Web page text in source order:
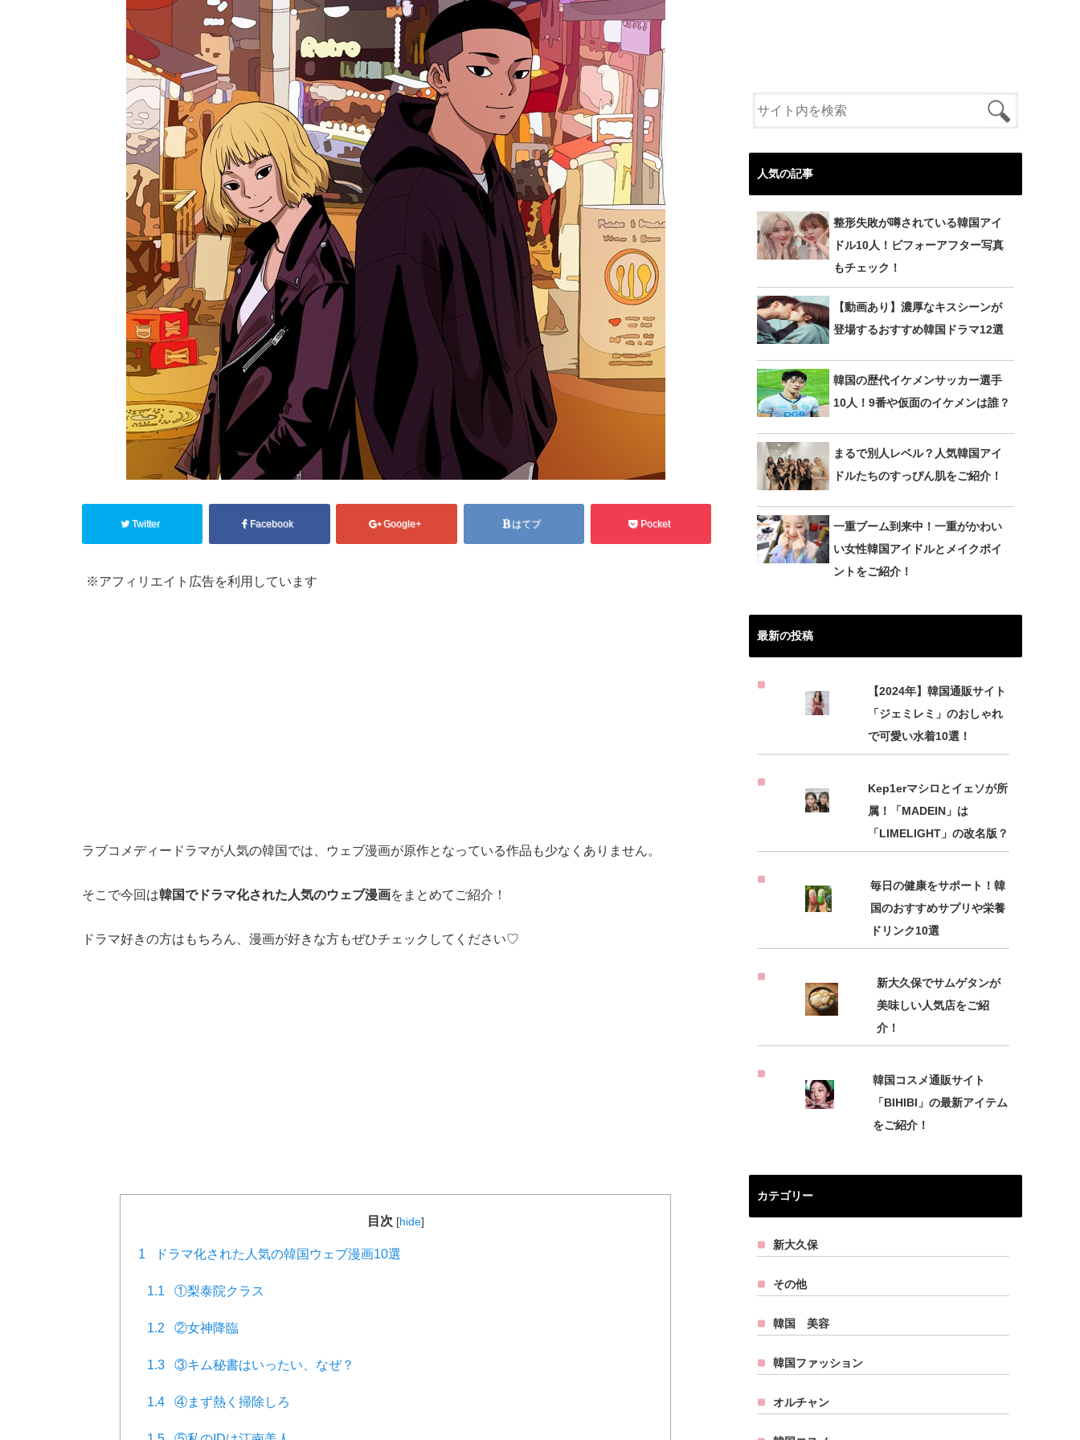
Twitter Facebook Google+ はてブ Pocket
※アフィリエイト広告を利用しています
ラブコメディードラマが人気の韓国では、ウェブ漫画が原作となっている作品も少なくありません。
そこで今回は韓国でドラマ化された人気のウェブ漫画をまとめてご紹介！
ドラマ好きの方はもちろん、漫画が好きな方もぜひチェックしてください♡
目次 [hide]
1 ドラマ化された人気の韓国ウェブ漫画10選
1.1 ①梨泰院クラス
1.2 ②女神降臨
1.3 ③キム秘書はいったい、なぜ？
1.4 ④まず熱く掃除しろ
人気の記事
整形失敗が噂されている韓国アイ
ドル10人！ビフォーアフター写真
もチェック！
【動画あり】濃厚なキスシーンが
登場するおすすめ韓国ドラマ12選
韓国の歴代イケメンサッカー選手
10人！9番や仮面のイケメンは誰？
まるで別人レベル？人気韓国アイ
ドルたちのすっぴん肌をご紹介！
一重ブーム到来中！一重がかわい
い女性韓国アイドルとメイクポイ
ントをご紹介！
最新の投稿
【2024年】韓国通販サイト
「ジェミレミ」のおしゃれ
で可愛い水着10選！
Kep1erマシロとイェソが所
属！「MADEIN」は
「LIMELIGHT」の改名版？
毎日の健康をサポート！韓
国のおすすめサプリや栄養
ドリンク10選
新大久保でサムゲタンが
美味しい人気店をご紹
介！
韓国コスメ通販サイト
「BIHIBI」の最新アイテム
をご紹介！
カテゴリー
新大久保
その他
韓国 美容
韓国ファッション
オルチャン